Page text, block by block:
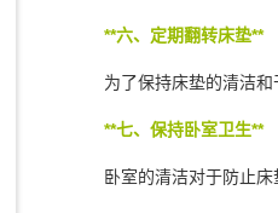
**六、定期翻转床垫**
为了保持床垫的清洁和
**七、保持卧室卫生**
卧室的清洁对于防止床